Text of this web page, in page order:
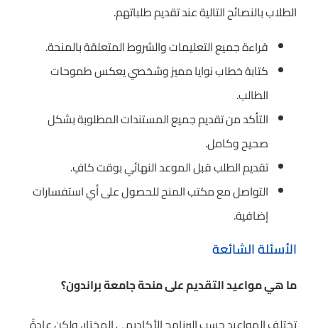
الطلاب بالنصائح التالية عند تقديم طلباتهم.
قراءة جميع التعليمات والشروط المتعلقة بالمنحة.
كتابة خطاب نوايا مميز وشخصي يعكس طموحات
الطالب.
التأكد من تقديم جميع المستندات المطلوبة بشكل
صحيح وكامل.
تقديم الطلب قبل الموعد النهائي بوقت كافٍ.
التواصل مع مكتب المنح للحصول على أي استفسارات
إضافية.
الأسئلة الشائعة
ما هي مواعيد التقديم على منحة جامعة براندون؟